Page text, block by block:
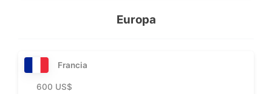
Europa
Francia
600 US$